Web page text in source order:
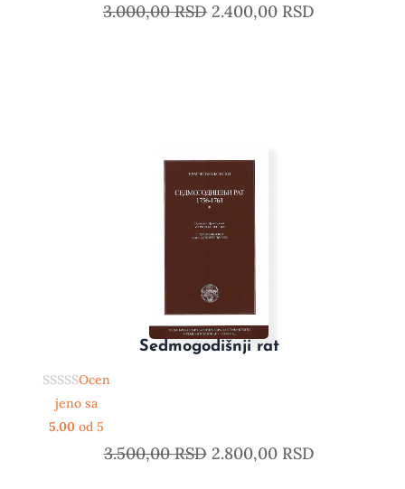
3.000,00RSD 2.400,00 RSD
Sedmogodišnji rat
Ocen
jeno sa
5.00od 5
3.500,00RSD 2.800,00 RSD